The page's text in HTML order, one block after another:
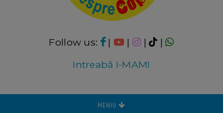
Follow us: | | |
|
Intreabă I-MAMI
MENIU